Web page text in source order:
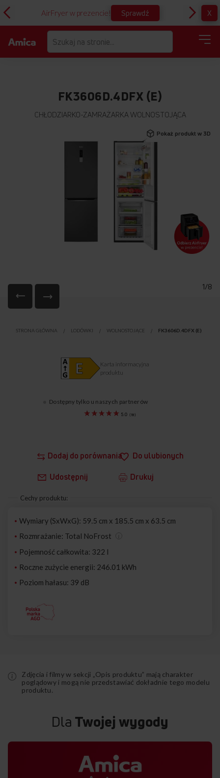
AirFryer w prezencie! Sprawdź X
FK3606D.4DFX (E)
CHŁODZIARKO-ZAMRAŻARKA WOLNOSTOJĄCA
Pokaż produkt w 3D
1/8
początek
STRONA GŁÓWNA LODÓWKI WOLNOSTOJĄCE FK3606D.4DFX (E)
Dodaj do porównania Do ulubionych
Udostępnij Drukuj
5.0 (19)
Karta informacyjna
produktu
Dostępny tylko u naszych partnerów
Cechy produktu:
Wymiary (SxWxG): 59.5 cm x 185.5 cm x 63.5 cm
Rozmrażanie: Total NoFrost
Pojemność całkowita: 322 l
Roczne zużycie energii: 246.01 kWh
Poziom hałasu: 39 dB
Zdjęcia i filmy w sekcji „Opis produktu” mają charakter
poglądowy i mogą nie przedstawiać dokładnie tego modelu
produktu.
Dla Twojej wygody